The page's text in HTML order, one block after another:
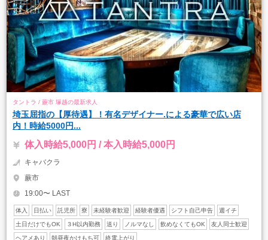
タントラ / 蕨市 塚越の最新求人
埼玉屈指の【厚待遇】！有名デザイナー.による豪華で広い店
内！時給5000円...
体入時給5,000円 / 本入時給5,000円
キャバクラ
蕨市
19:00〜 LAST
体入 日払い 託児所 寮 未経験者歓迎 経験者優遇 シフト自己申告 週イチ
土日だけでもOK ３H以内勤務 送り ノルマなし 飲めなくてもOK 友人同士歓迎
ヘアメあり 朝昼夜かけもち可 終電上がり